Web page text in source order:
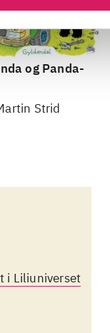
og Panda-
Strid
i Liliuniverset